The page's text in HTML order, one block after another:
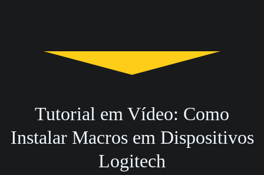
Tutorial em Vídeo: Como
Instalar Macros em Dispositivos
Logitech